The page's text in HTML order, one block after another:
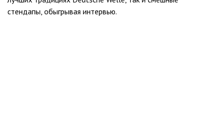
стендапы, обыгрывая интервью.